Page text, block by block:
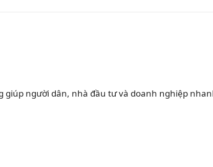
giúp người dân, nhà đầu tư và doanh nghiệp